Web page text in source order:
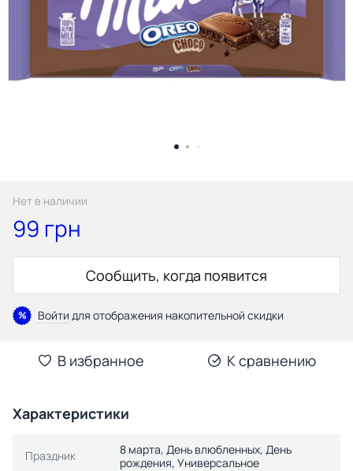
Нет в наличии
99 грн
Сообщить, когда появится
% Войти для отображения накопительной скидки
В избранное К сравнению
Характеристики
Праздник
8 марта, День влюбленных, День
рождения, Универсальное